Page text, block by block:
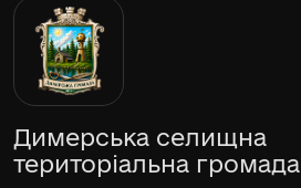
Димерська селищна
територіальна громада